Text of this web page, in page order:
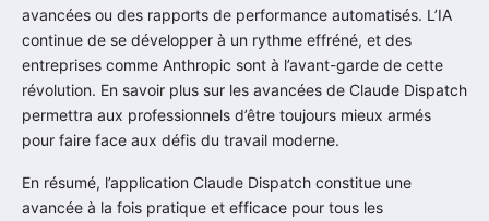
avancées ou des rapports de performance automatisés. L’IA
continue de se développer à un rythme effréné, et des
entreprises comme Anthropic sont à l’avant-garde de cette
révolution. En savoir plus sur les avancées de Claude Dispatch
permettra aux professionnels d’être toujours mieux armés
pour faire face aux défis du travail moderne.
En résumé, l’application Claude Dispatch constitue une
avancée à la fois pratique et efficace pour tous les